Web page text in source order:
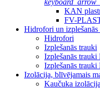
KAN
FV-
Hidrofori un izplešanās
Hidrofori
Izplešanās trauki
Izplešanās
Izplešanās
Izolācija, blīvējamais
Kaučuka